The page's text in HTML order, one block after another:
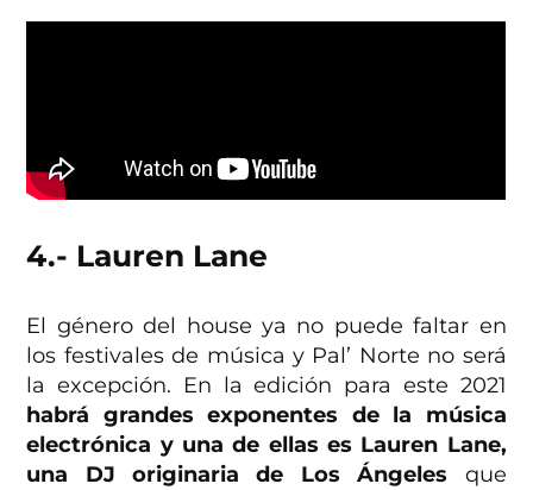
4.- Lauren Lane
El género del house ya no puede faltar en
los festivales de música y Pal’ Norte no será
la excepción. En la edición para este 2021
habrá grandes exponentes de la música
electrónica y una de ellas es Lauren Lane,
una DJ originaria de Los Ángeles que